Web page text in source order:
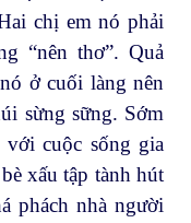
chị em nó phải
“nên thơ”. Quả
ở cuối làng nên
sừng sững. Sớm
cuộc sống gia
xấu tập tành hút
phách nhà người